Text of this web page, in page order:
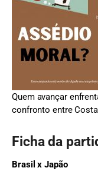
Quem avançar
confronto entre
Ficha da
Brasil x Japão